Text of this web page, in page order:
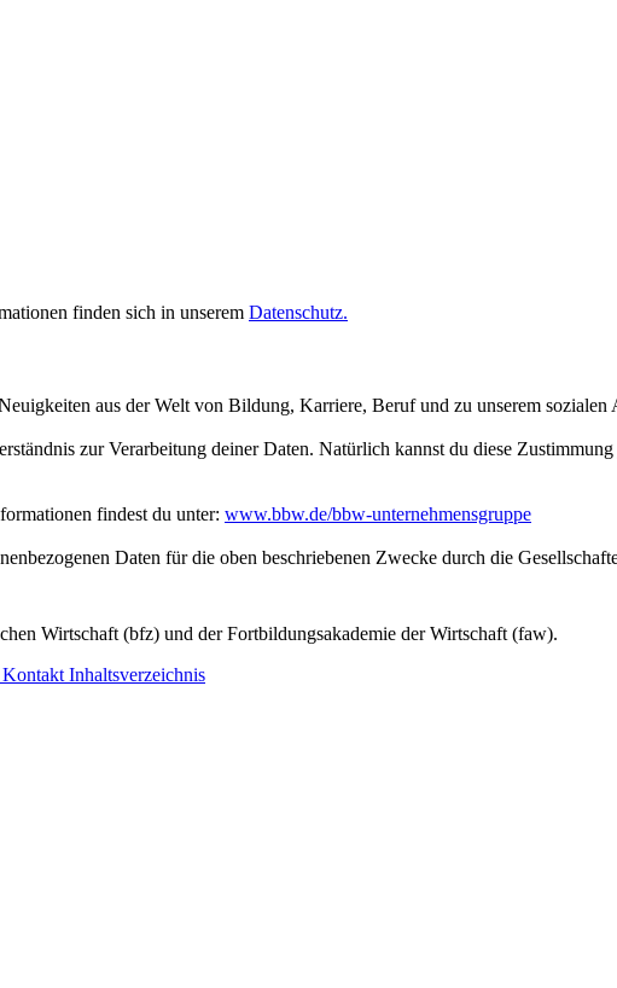
finden sich in unserem Datenschutz.
aus der Welt von Bildung, Karriere, Beruf und zu unserem sozialen
zur Verarbeitung deiner Daten. Natürlich kannst du diese
findest du unter: www.bbw.de/bbw-unternehmensgruppe
Daten für die oben beschriebenen Zwecke durch die
Wirtschaft (bfz) und der Fortbildungsakademie der Wirtschaft (faw).
Kontakt Inhaltsverzeichnis